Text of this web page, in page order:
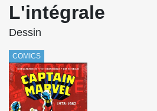
L'intégrale
Dessin
COMICS